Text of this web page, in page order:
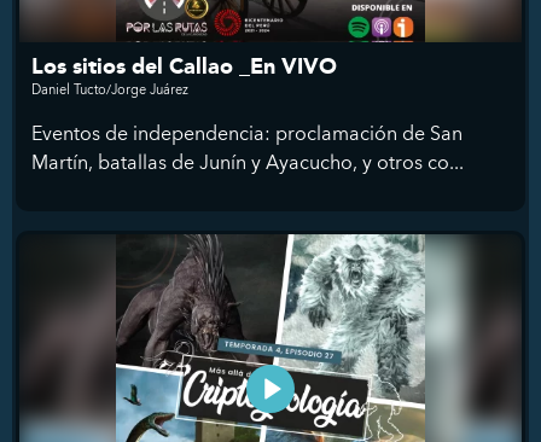
Los sitios del Callao _En VIVO
Daniel Tucto/Jorge Juárez
Eventos de independencia: proclamación de San
Martín, batallas de Junín y Ayacucho, y otros co...